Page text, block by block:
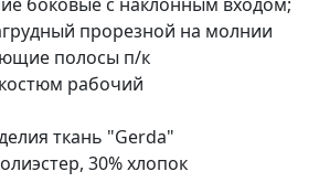
прорезной на молнии
полосы п/к
костюм рабочий
ткань "Gerda"
30% хлопок